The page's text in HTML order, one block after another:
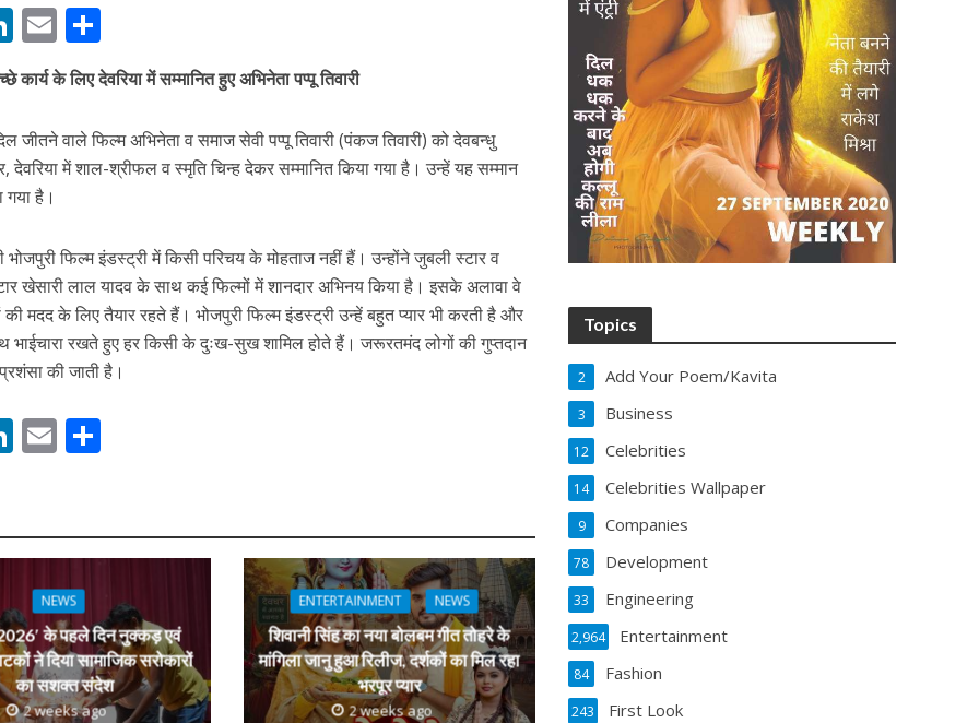
का नया धमाकेदार गाना जल्द, दुबई की खूबसूरत लोकेशन्स पर हो रही है शूटिंग
महाधमाका, ‘सिर्फ आपके’ की शूटिंग लखनऊ और भोपाल में हुई पूरी”
Li
n
k
e
dI
n
E
m
ai
l
h
ar
e
कार्य के लिए देवरिया में सम्मानित हुए अभिनेता पप्पू तिवारी
जीतने वाले फिल्म अभिनेता व समाज सेवी पप्पू तिवारी (पंकज तिवारी) को देवबन्धु
देवरिया में शाल-श्रीफल व स्मृति चिन्ह देकर सम्मानित किया गया है। उन्हें यह सम्मान
है।
भोजपुरी फिल्म इंडस्ट्री में किसी परिचय के मोहताज नहीं हैं। उन्होंने जुबली स्टार व
खेसारी लाल यादव के साथ कई फिल्मों में शानदार अभिनय किया है। इसके अलावा वे
मदद के लिए तैयार रहते हैं। भोजपुरी फिल्म इंडस्ट्री उन्हें बहुत प्यार भी करती है और
रखते हुए हर किसी के दुःख-सुख शामिल होते हैं। जरूरतमंद लोगों की गुप्तदान
की जाती है।
Li
e
n
E
l e
NEWS
के पहले दिन नुक्कड़ एवं
ने दिया सामाजिक सरोकारों
का सशक्त संदेश
2 weeks ago
ENTERTAINMENT NEWS
शिवानी सिंह का नया बोलबम गीत तोहरे के
मांगिला जानु हुआ रिलीज, दर्शकों का मिल रहा
भरपूर प्यार
2 weeks ago
Topics
Add Your Poem/Kavita
2
Business
3
Celebrities
12
Celebrities Wallpaper
14
Companies
9
Development
78
Engineering
33
Entertainment
2,964
Fashion
84
First Look
243